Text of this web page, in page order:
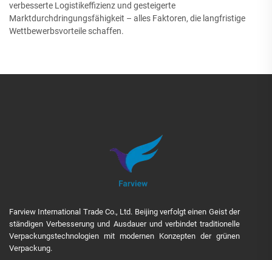
verbesserte Logistikeffizienz und gesteigerte
Marktdurchdringungsfähigkeit – alles Faktoren, die langfristige
Wettbewerbsvorteile schaffen.
Farview International Trade Co., Ltd. Beijing verfolgt einen Geist der
ständigen Verbesserung und Ausdauer und verbindet traditionelle
Verpackungstechnologien mit modernen Konzepten der grünen
Verpackung.